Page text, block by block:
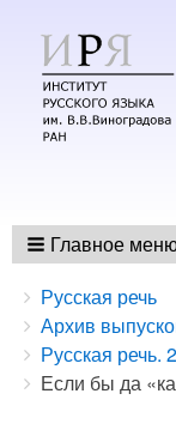
Главное
Breadcrumbs
You
are
here:
Русская речь
Архив
Русская речь.
Если бы да